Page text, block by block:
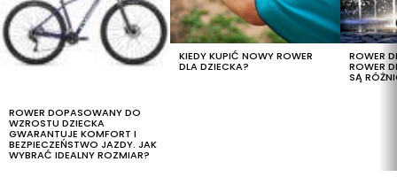
ROWER DOPASOWANY DO
WZROSTU DZIECKA
GWARANTUJE KOMFORT I
BEZPIECZEŃSTWO JAZDY. JAK
WYBRAĆ IDEALNY ROZMIAR?
KIEDY KUPIĆ NOWY ROWER
DLA DZIECKA?
ROWER
ROWER
SĄ